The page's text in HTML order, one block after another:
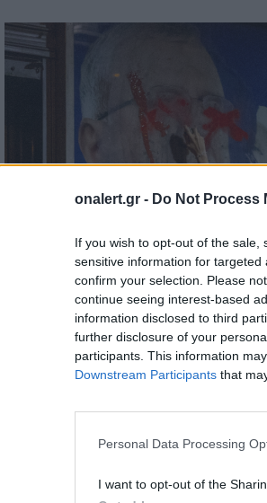
onalert.gr - Do Not Process
If you wish to opt-out of the
sensitive information for
confirm your selection. Please
continue seeing interest-based
information disclosed to third
further disclosure of your
participants. This information
Downstream Participants that
Personal Data Processing
I want to opt-out of the
κατάρρευση γείσου οροφής